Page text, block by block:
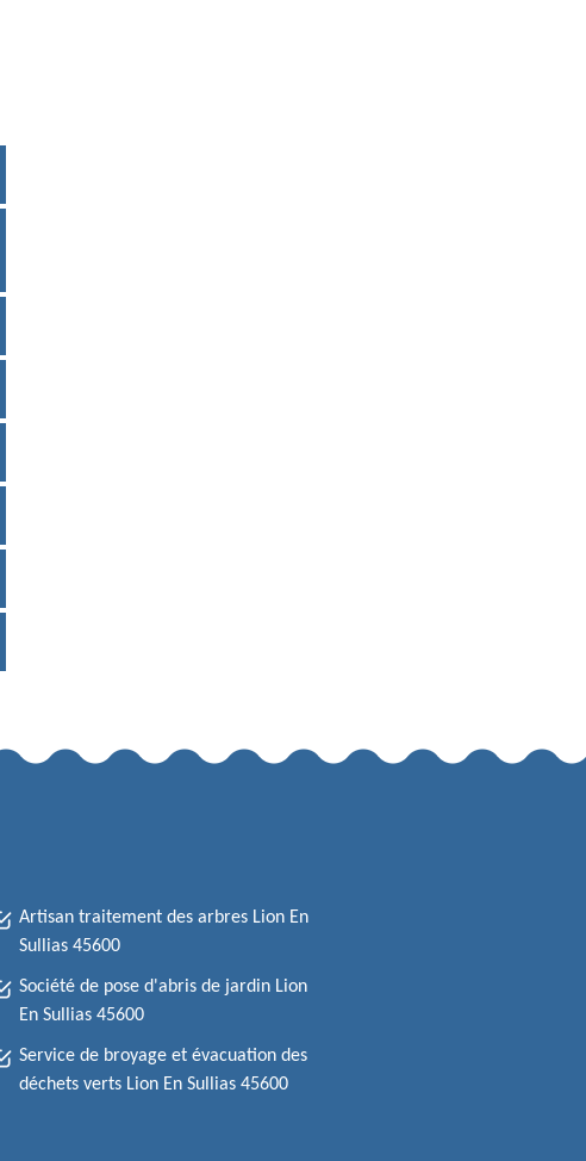
Artisan traitement des arbres Lion En
Sullias 45600
Société de pose d'abris de jardin Lion
En Sullias 45600
Service de broyage et évacuation des
déchets verts Lion En Sullias 45600